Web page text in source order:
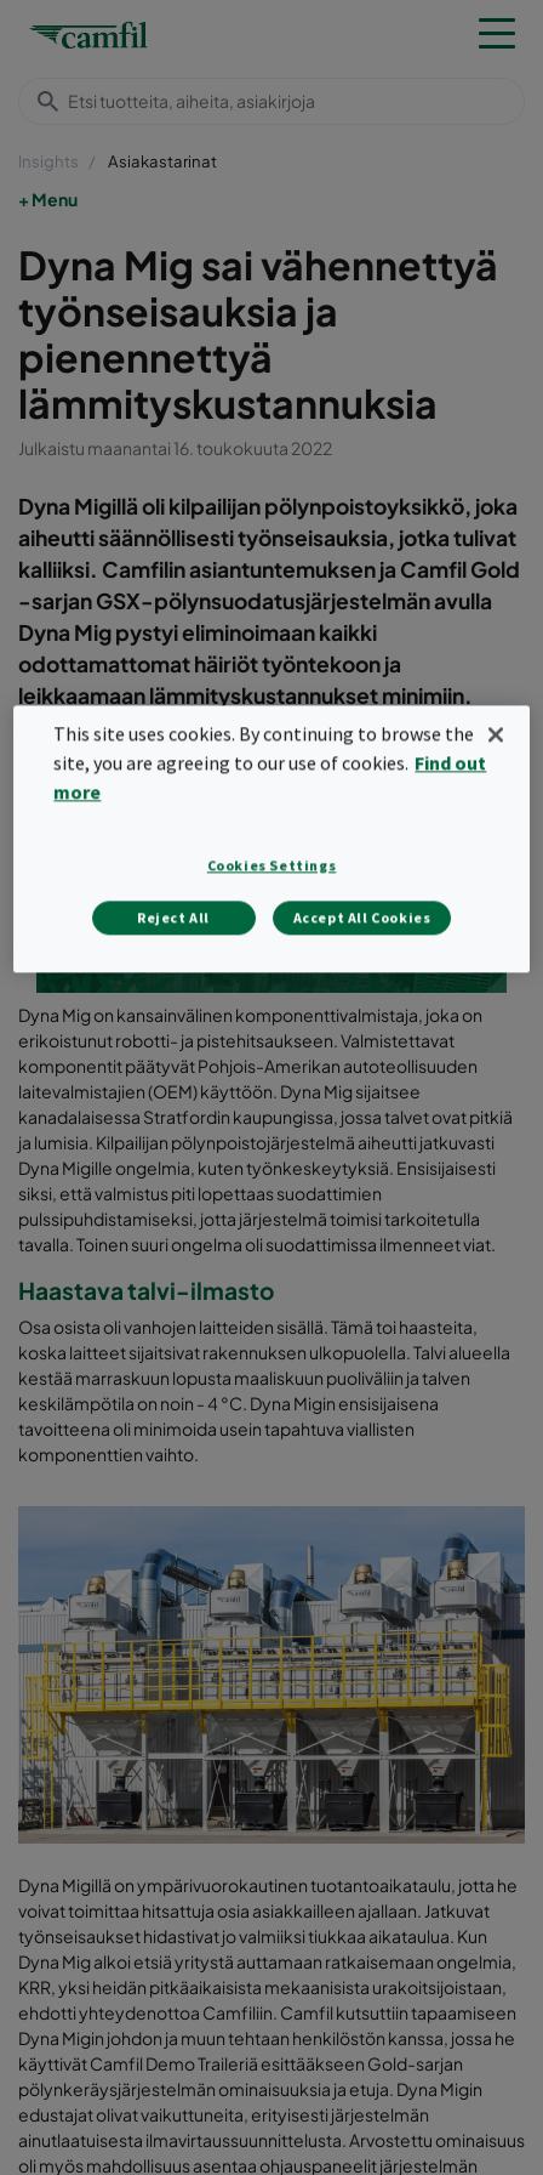
Insights Asiakastarinat
Menu
Dyna Mig sai vähennettyä
työnseisauksia ja
pienennettyä
lämmityskustannuksia
Julkaistu maanantai 16. toukokuuta 2022
Dyna Migillä oli kilpailijan pölynpoistoyksikkö, joka
aiheutti säännöllisesti työnseisauksia, jotka tulivat
kalliiksi. Camfilin asiantuntemuksen ja Camfil Gold
-sarjan GSX-pölynsuodatusjärjestelmän avulla
Dyna Mig pystyi eliminoimaan kaikki
odottamattomat häiriöt työntekoon ja
leikkaamaan lämmityskustannukset minimiin.
Samalla myös työskentelystä tuli turvallisempaa.
Kestävän kehityksen raportti 2021
Dyna Mig on kansainvälinen komponenttivalmistaja, joka on
erikoistunut robotti- ja pistehitsaukseen. Valmistettavat
komponentit päätyvät Pohjois-Amerikan autoteollisuuden
laitevalmistajien (OEM) käyttöön. Dyna Mig sijaitsee
kanadalaisessa Stratfordin kaupungissa, jossa talvet ovat pitkiä
ja lumisia. Kilpailijan pölynpoistojärjestelmä aiheutti jatkuvasti
Dyna Migille ongelmia, kuten työnkeskeytyksiä. Ensisijaisesti
siksi, että valmistus piti lopettaas suodattimien
pulssipuhdistamiseksi, jotta järjestelmä toimisi tarkoitetulla
tavalla. Toinen suuri ongelma oli suodattimissa ilmenneet viat.
Haastava talvi-ilmasto
Osa osista oli vanhojen laitteiden sisällä. Tämä toi haasteita,
koska laitteet sijaitsivat rakennuksen ulkopuolella. Talvi alueella
kestää marraskuun lopusta maaliskuun puoliväliin ja talven
keskilämpötila on noin - 4 °C. Dyna Migin ensisijaisena
tavoitteena oli minimoida usein tapahtuva viallisten
komponenttien vaihto.
Dyna Migillä on ympärivuorokautinen tuotantoaikataulu, jotta he
voivat toimittaa hitsattuja osia asiakkailleen ajallaan. Jatkuvat
työnseisaukset hidastivat jo valmiiksi tiukkaa aikataulua. Kun
Dyna Mig alkoi etsiä yritystä auttamaan ratkaisemaan ongelmia,
KRR, yksi heidän pitkäaikaisista mekaanisista urakoitsijoistaan,
ehdotti yhteydenottoa Camfiliin. Camfil kutsuttiin tapaamiseen
Dyna Migin johdon ja muun tehtaan henkilöstön kanssa, jossa he
käyttivät Camfil Demo Traileriä esittääkseen Gold-sarjan
pölynkeräysjärjestelmän ominaisuuksia ja etuja. Dyna Migin
edustajat olivat vaikuttuneita, erityisesti järjestelmän
ainutlaatuisesta ilmavirtaussuunnittelusta. Arvostettu ominaisuus
oli myös mahdollisuus asentaa ohjauspaneelit järjestelmän
This site uses cookies. By continuing to browse the
site, you are agreeing to our use of cookies. Find out
more
Cookies Settings
Reject All Accept All Cookies